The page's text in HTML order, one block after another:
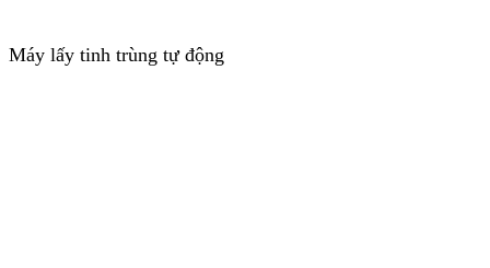
Máy lấy tinh trùng tự động